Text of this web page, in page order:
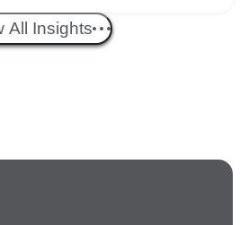
ディレクター橋本
All Insights